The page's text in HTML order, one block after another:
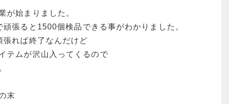
が始まりました。
張ると1500個検品できる事がわかりました。
れば終了なんだけど
テムが沢山入ってくるので
末